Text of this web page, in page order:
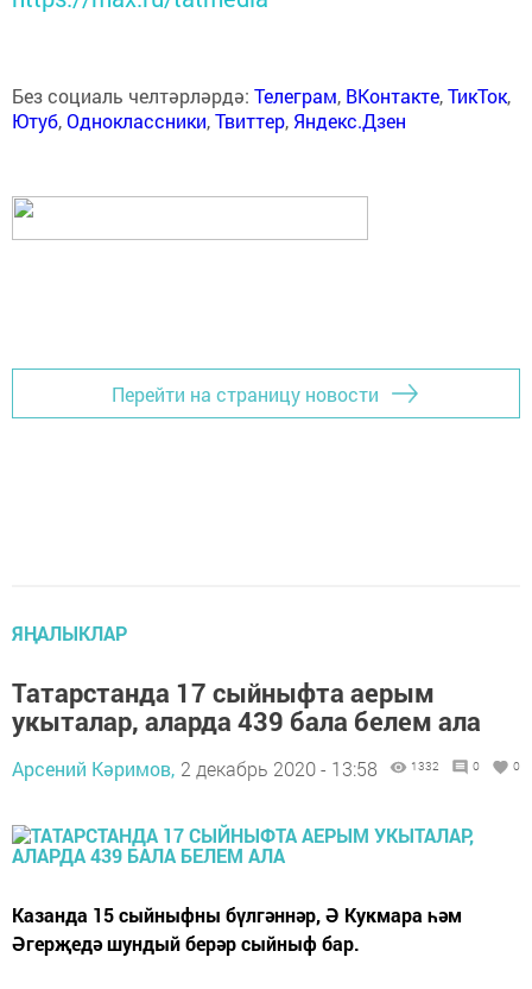
Без социаль челтәрләрдә: Телеграм, ВКонтакте,ТикТок,
Ютуб,Одноклассники,Твиттер, Яндекс.Дзен
Перейти на страницу новости
ЯҢАЛЫКЛАР
Татарстанда 17 сыйныфта аерым
укыталар, аларда 439 бала белем ала
Арсений Кәримов, 2 декабрь 2020 - 13:58 1332 0 0
Казанда 15 сыйныфны бүлгәннәр, Ә Кукмара һәм
Әгерҗедә шундый берәр сыйныф бар.